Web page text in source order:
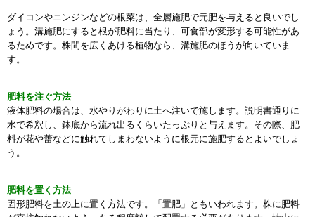
ダイコンやニンジンなどの根菜は、全層施肥で元肥を与えると良いでし
ょう。溝施肥にすると根が肥料に当たり、可食部が変形する可能性があ
るためです。株間を広くあける植物なら、溝施肥のほうが向いていま
す。
肥料を注ぐ方法
液体肥料の場合は、水やりがわりに土へ注いで施します。説明書通りに
水で希釈し、鉢底から流れ出るくらいたっぷりと与えます。その際、肥
料が花や蕾などに触れてしまわないように根元に施肥するとよいでしょ
う。
肥料を置く方法
固形肥料を土の上に置く方法です。「置肥」ともいわれます。株に肥料